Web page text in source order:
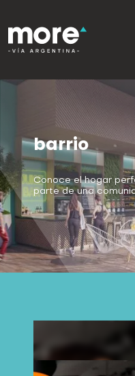
barrio
Conoce el hogar
parte de una